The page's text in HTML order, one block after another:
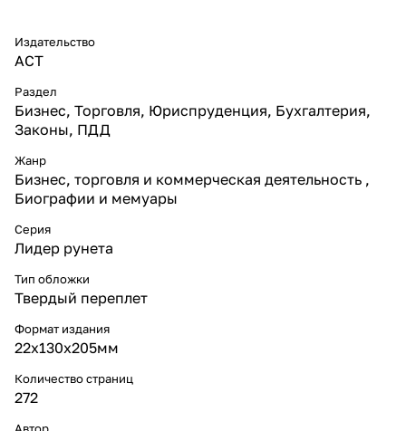
Издательство
АСТ
Раздел
Бизнес, Торговля, Юриспруденция, Бухгалтерия,
Законы, ПДД
Жанр
Бизнес, торговля и коммерческая деятельность ,
Биографии и мемуары
Серия
Лидер рунета
Тип обложки
Твердый переплет
Формат издания
22x130x205мм
Количество страниц
272